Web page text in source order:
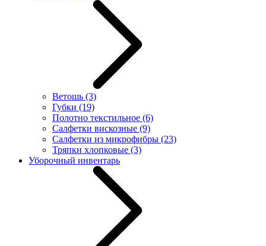
Ветошь (3)
Губки (19)
Полотно текстильное (6)
Салфетки вискозные (9)
Салфетки из микрофибры (23)
Тряпки хлопковые (3)
Уборочный инвентарь